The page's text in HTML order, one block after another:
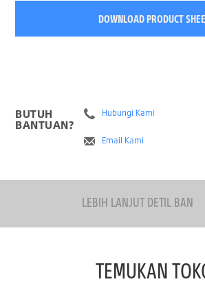
DOWNLOAD PRODUCT
BUTUH
BANTUAN?
Hubungi Kami
Email Kami
LEBIH LANJUT DETIL BAN
TEMUKAN